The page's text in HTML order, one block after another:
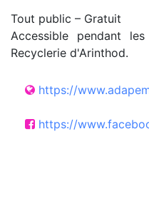
Tout public – Gratuit
Accessible pendant
Recyclerie d'Arinthod.
https://
https://